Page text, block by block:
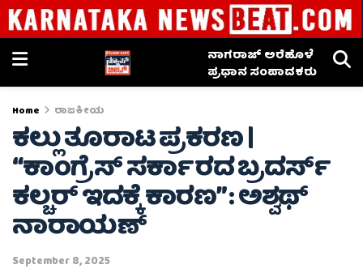
ನಾಗರಾಜ್ ಅರೆಹೊಳೆ
ಪ್ರಧಾನ ಸಂಪಾದಕರು
Home ರಾಜಕೀಯ
ಕಲ್ಲು ತೂರಾಟ ಪ್ರಕರಣ |
“ಕಾಂಗ್ರೆಸ್ ಸರ್ಕಾರದ ಬ್ರದರ್ಸ್
ಕಲ್ಚರ್ ಇದಕ್ಕೆ ಕಾರಣ” : ಅಶ್ವಥ್‌
ನಾರಾಯಣ್‌
September 8, 2025